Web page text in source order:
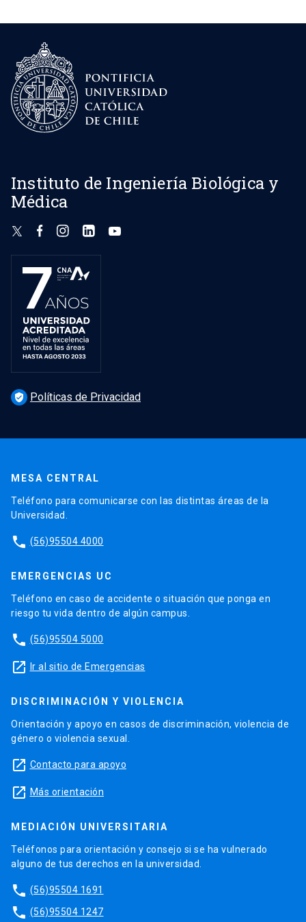
Instituto de Ingeniería Biológica y
Médica
verified_user Políticas de Privacidad
MESA CENTRAL
Teléfono para comunicarse con las distintas áreas de la
Universidad.
phone (56)95504 4000
EMERGENCIAS UC
Teléfono en caso de accidente o situación que ponga en
riesgo tu vida dentro de algún campus.
phone (56)95504 5000
launch Ir al sitio de Emergencias
DISCRIMINACIÓN Y VIOLENCIA
Orientación y apoyo en casos de discriminación, violencia de
género o violencia sexual.
launch Contacto para apoyo
launch Más orientación
MEDIACIÓN UNIVERSITARIA
Teléfonos para orientación y consejo si se ha vulnerado
alguno de tus derechos en la universidad.
phone (56)95504 1691
phone (56)95504 1247